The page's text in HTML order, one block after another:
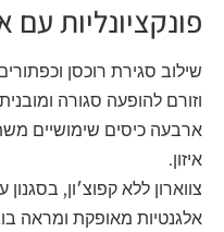
פונקציונליות
שילוב סגירת רוכסן
וזורם להופעה סגורה
ארבעה כיסים שימושיים
איזון.
צווארון ללא קפוצ׳ון,
אלגנטיות מאופקת ומראה